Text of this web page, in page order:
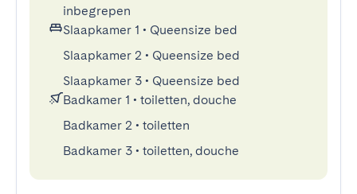
inbegrepen
Slaapkamer 1 • Queensize bed
Slaapkamer 2 • Queensize bed
Slaapkamer 3 • Queensize bed
Badkamer 1 • toiletten, douche
Badkamer 2 • toiletten
Badkamer 3 • toiletten, douche